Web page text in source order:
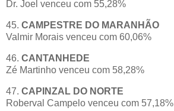
Dr. Joel venceu com 55,28%
45. CAMPESTRE DO MARANHÃO
Valmir Morais venceu com 60,06%
46. CANTANHEDE
Zé Martinho venceu com 58,28%
47. CAPINZAL DO NORTE
Roberval Campelo venceu com 57,18%